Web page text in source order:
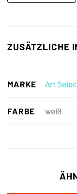
ZUSÄTZLICHE
MARKE Art
FARBE weiß